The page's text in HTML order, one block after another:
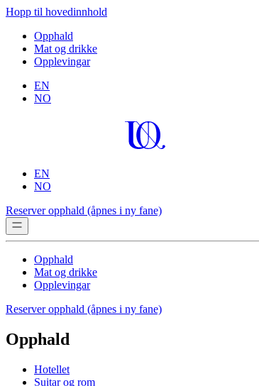
Hopp til hovedinnhold
Opphald
Mat og drikke
Opplevingar
EN
NO
EN
NO
Reserver opphald (åpnes i ny fane)
Opphald
Mat og drikke
Opplevingar
Reserver opphald (åpnes i ny fane)
Opphald
Hotellet
Suitar og rom